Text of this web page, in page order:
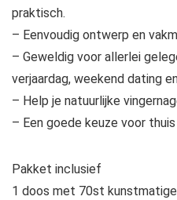
praktisch.
– Eenvoudig ontwerp en
– Geweldig voor allerlei
verjaardag, weekend dating
– Help je natuurlijke
– Een goede keuze voor
Pakket inclusief
1 doos met 70st